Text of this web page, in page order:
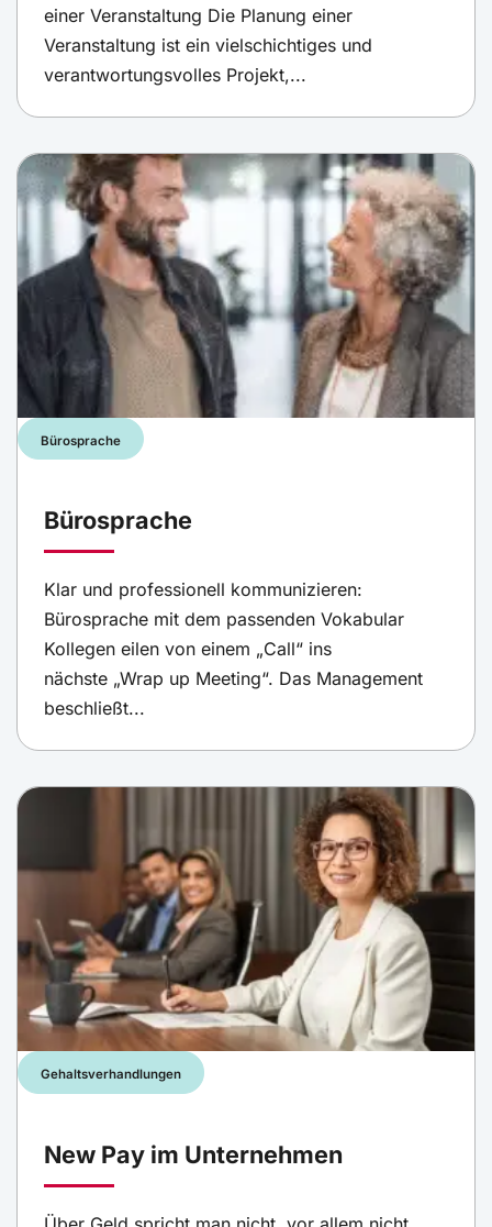
einer Veranstaltung Die Planung einer
Veranstaltung ist ein vielschichtiges und
verantwortungsvolles Projekt,...
Bürosprache
Bürosprache
Klar und professionell kommunizieren:
Bürosprache mit dem passenden Vokabular
Kollegen eilen von einem „Call“ ins
nächste „Wrap up Meeting“. Das Management
beschließt...
Gehaltsverhandlungen
New Pay im Unternehmen